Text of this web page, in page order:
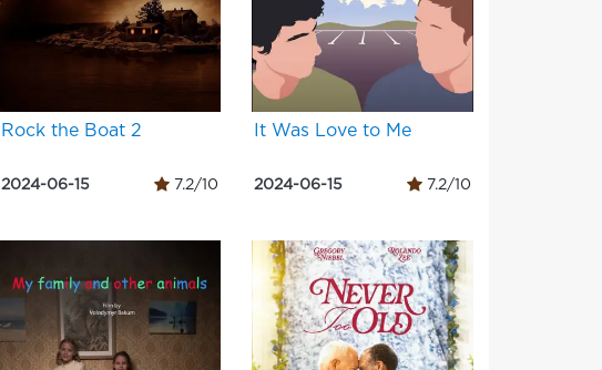
Rock the Boat 2
2024-06-15 7.2/10
It Was Love to Me
2024-06-15 7.2/10